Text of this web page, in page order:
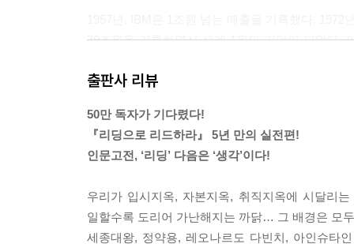
79조원을 기록하면서 세계 1위의 기업이 되었다.
“만일 토머스 J. 왓슨이 ‘Think’를 사훈으로 내걸
배출한 세계에서 가장 창조적인 기업, 『포춘』
물음] 중에서
다. 그래야 마이크로소프트의 눈부신 성장비결이
할 수 있다. 참고로 미국의 창의적인 젊은 CEO들
출판사 리뷰
50만 독자가 기다렸다!
『리딩으로 리드하라』 5년 만의 실전편!
인문고전, ‘리딩’ 다음은 ‘생각’이다!
우리가 입시지옥, 자본지옥, 취직지옥에 시달리
일할수록 도리어 가난해지는 까닭… 그 배경은 모두
세종대왕, 정약용, 레오나르도 다빈치, 아인슈타